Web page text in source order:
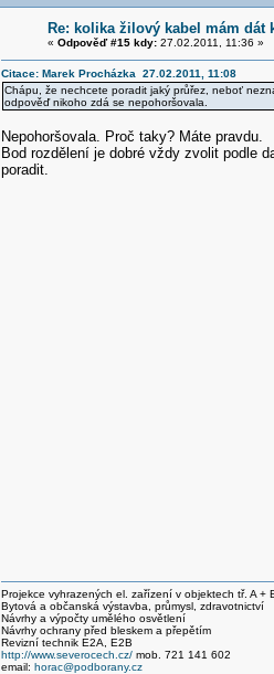
Re: kolika žilový kabel mám dát
« Odpověď #15 kdy:27.02.2011, 11:36 »
Citace: Marek Procházka 27.02.2011, 11:08
Chápu, že nechcete poradit jaký průřez, neboť
odpověď nikoho zdá se nepohoršovala.
Nepohoršovala. Proč taky? Máte pravdu.
Bod rozdělení je dobré vždy zvolit podle
poradit.
Projekce vyhrazených el. zařízení v objektech tř. A +
Bytová a občanská výstavba, průmysl, zdravotnictví
Návrhy a výpočty umělého osvětlení
Návrhy ochrany před bleskem a přepětím
Revizní technik E2A, E2B
http://www.severocech.cz/mob. 721 141 602
email: horac@podborany.cz